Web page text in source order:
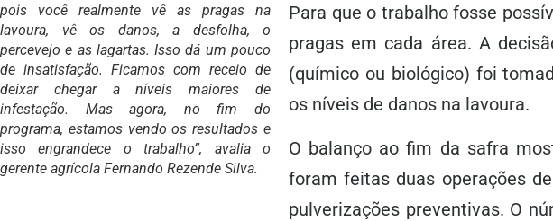
pois você realmente vê as pragas na
lavoura, vê os danos, a desfolha, o
percevejo e as lagartas. Isso dá um pouco
de insatisfação. Ficamos com receio de
deixar chegar a níveis maiores de
infestação. Mas agora, no fim do
programa, estamos vendo os resultados e
isso engrandece o trabalho”, avalia o
gerente agrícola Fernando Rezende Silva.
Para que o trabalho fosse
pragas em cada área. A
(químico ou biológico) foi
os níveis de danos na lavoura.
O balanço ao fim da safra
foram feitas duas operações
pulverizações preventivas. O